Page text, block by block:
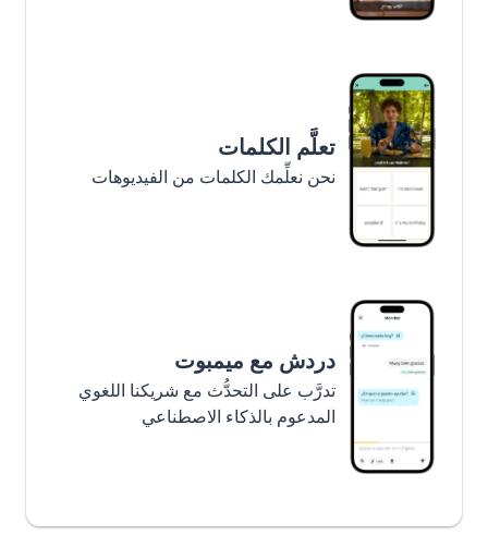
تعلَّم الكلمات
نحن نعلِّمك الكلمات من الفيديوهات
دردش مع ميمبوت
تدرَّب على التحدُّث مع شريكنا اللغوي
المدعوم بالذكاء الاصطناعي